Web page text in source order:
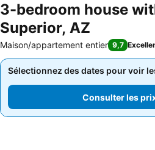
3-bedroom house
Superior, AZ
Maison/appartement entier 9,7
Sélectionnez des dates pour voir
Consulter les
Sélectionnez des dates pour voir
Consulter les